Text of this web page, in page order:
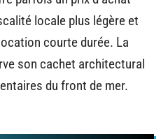
locale plus légère et
courte durée. La
son cachet architectural
du front de mer.